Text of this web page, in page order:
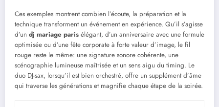
Ces exemples montrent combien l’écoute, la préparation et la
technique transforment un événement en expérience. Qu’il s’agisse
d’un dj mariage paris élégant, d’un anniversaire avec une formule
optimisée ou d’une fête corporate à forte valeur d’image, le fil
rouge reste le même: une signature sonore cohérente, une
scénographie lumineuse maîtrisée et un sens aigu du timing. Le
duo DJ-sax, lorsqu’il est bien orchestré, offre un supplément d’âme
qui traverse les générations et magnifie chaque étape de la soirée.